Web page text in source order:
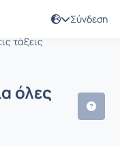
Σύνδεση
τάξεις για
όλες